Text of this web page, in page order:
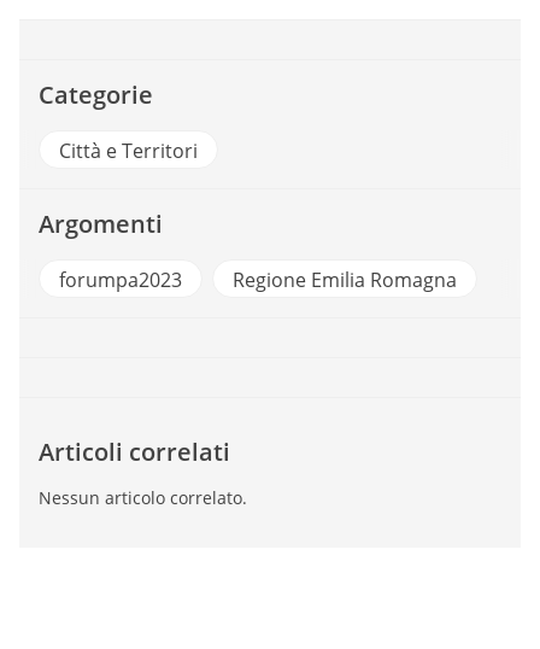
Categorie
Città e Territori
Argomenti
forumpa2023 Regione Emilia Romagna
Articoli correlati
Nessun articolo correlato.